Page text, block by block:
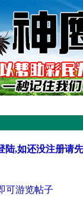
,如还没注册请
可游览帖子